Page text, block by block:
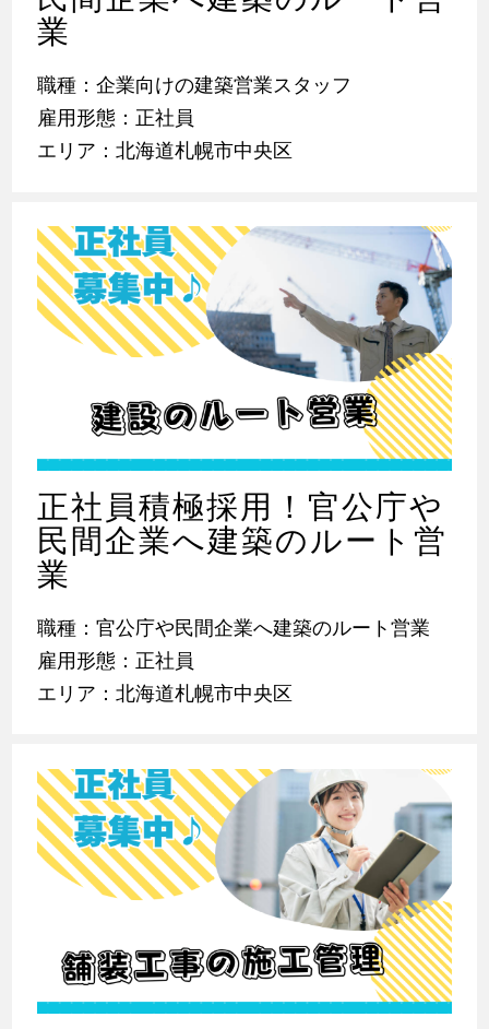
業
職種：企業向けの建築営業スタッフ
雇用形態：正社員
エリア：北海道札幌市中央区
正社員積極採用！官公庁や
民間企業へ建築のルート営
業
職種：官公庁や民間企業へ建築のルート営業
雇用形態：正社員
エリア：北海道札幌市中央区